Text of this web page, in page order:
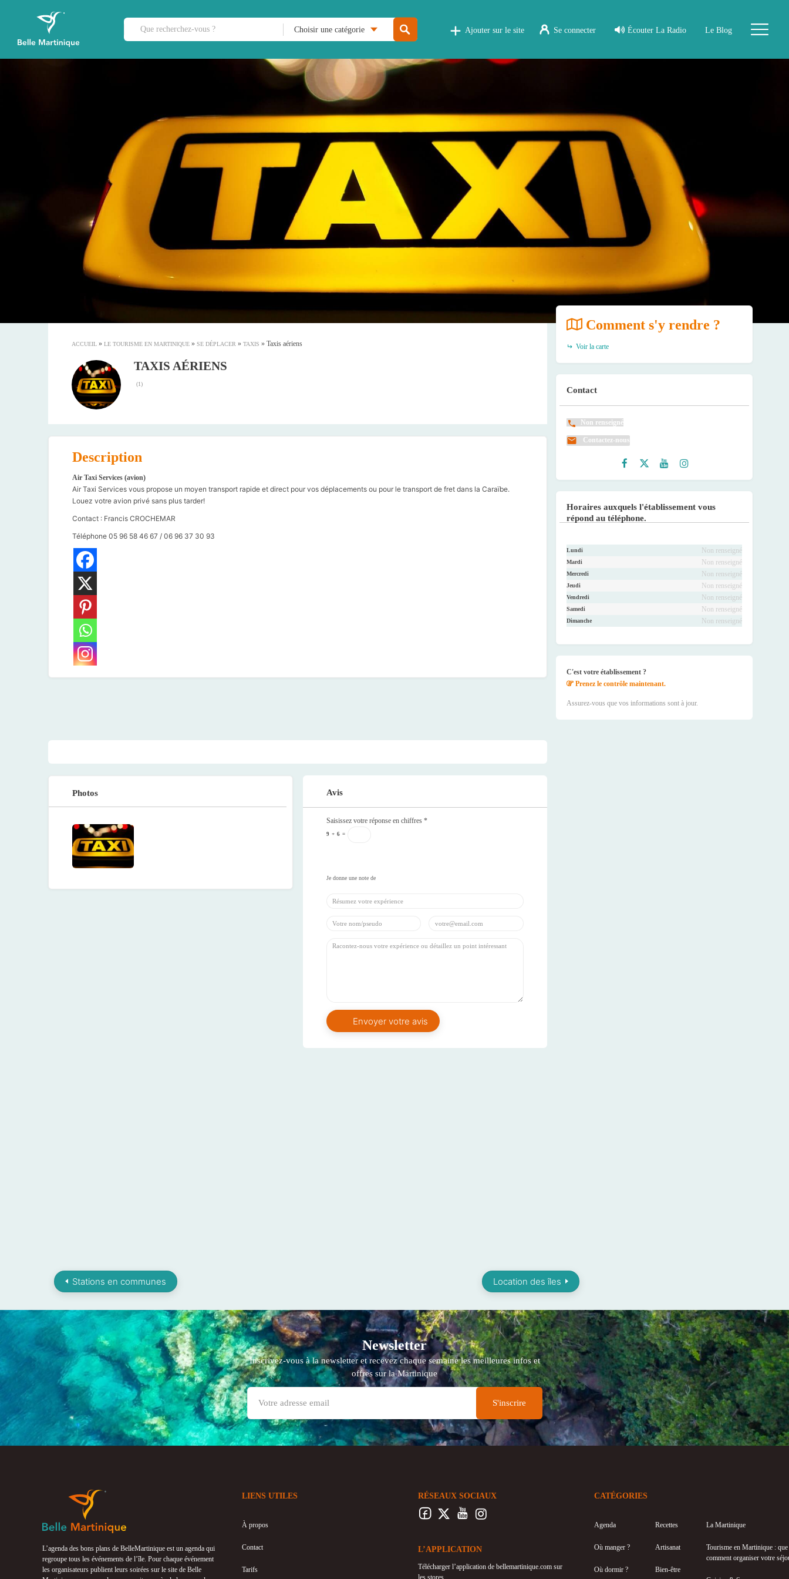
Choisir une catégorie Ajouter sur le site Se connecter Écouter La Radio Le Blog
ACCUEIL » LE TOURISME EN MARTINIQUE » SE DÉPLACER » TAXIS » Taxis aériens
TAXIS AÉRIENS
(1)
Description
Air Taxi Services (avion)
Air Taxi Services vous propose un moyen transport rapide et direct pour vos déplacements ou pour le transport de fret dans la Caraïbe.
Louez votre avion privé sans plus tarder!
Contact : Francis CROCHEMAR
Téléphone 05 96 58 46 67 / 06 96 37 30 93
Photos Avis
Saisissez votre réponse en chiffres*
9 + 6 =
Comment s'y rendre ?
Voir la carte
Contact
Non renseigné
Contactez-nous
Horaires auxquels l'établissement vous
répond au téléphone.
Lundi Non renseigné
Mardi Non renseigné
Mercredi Non renseigné
Jeudi Non renseigné
Vendredi Non renseigné
Samedi Non renseigné
Dimanche Non renseigné
C'est votre établissement ?
Prenez le contrôle maintenant.
Assurez-vous que vos informations sont à jour.
Stations en communes Location des îles
Newsletter
Inscrivez-vous à la newsletter et recevez chaque semaine les meilleures infos et
offres sur la Martinique
L’agenda des bons plans de BelleMartinique est un agenda qui
regroupe tous les événements de l’île. Pour chaque événement
les organisateurs publient leurs soirées sur le site de Belle
LIENS UTILES
À propos
Contact
Tarifs
RÉSEAUX SOCIAUX
L’APPLICATION
Télécharger l’application de bellemartinique.com sur
les stores
CATÉGORIES
Agenda
Où manger ?
Où dormir ?
Recettes
Artisanat
Bien-être
La Martinique
Tourisme en Martinique :
comment organiser votre